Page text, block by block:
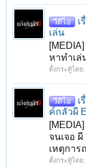
วีดีโอ
เ
เล่น
หาทำเล่
ตั้งกระทู้โดย:
วีดีโอ
เ
ค์กลัวผี
จนเจอ
เหตุกา
ตั้งกระทู้โดย: